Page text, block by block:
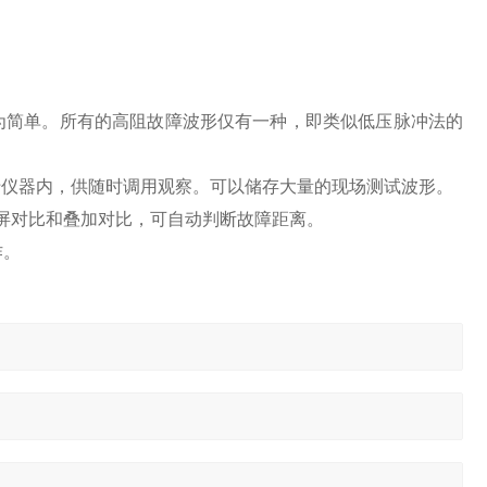
单。所有的高阻故障波形仅有一种，即类似低压脉冲法的
器内，供随时调用观察。可以储存大量的现场测试波形。
比和叠加对比，可自动判断故障距离。